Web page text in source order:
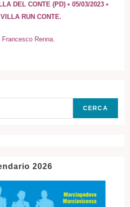
DEL CONTE (PD) • 05/03/2023 •
RUN CONTE.
Renna.
CERCA
2026